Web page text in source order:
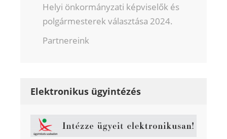
Helyi önkormányzati képviselők és
polgármesterek választása 2024.
Partnereink
Elektronikus ügyintézés